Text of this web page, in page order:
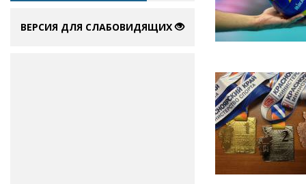
ВЕРСИЯ ДЛЯ СЛАБОВИДЯЩИХ